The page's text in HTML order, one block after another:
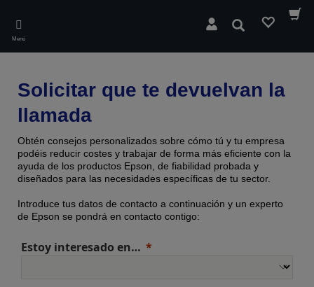
main
content
Menú
Buscar
Solicitar que te devuelvan la
llamada
Obtén consejos personalizados sobre cómo tú y tu empresa
podéis reducir costes y trabajar de forma más eficiente con la
ayuda de los productos Epson, de fiabilidad probada y
diseñados para las necesidades específicas de tu sector.
Introduce tus datos de contacto a continuación y un experto
de Epson se pondrá en contacto contigo:
Estoy interesado en…